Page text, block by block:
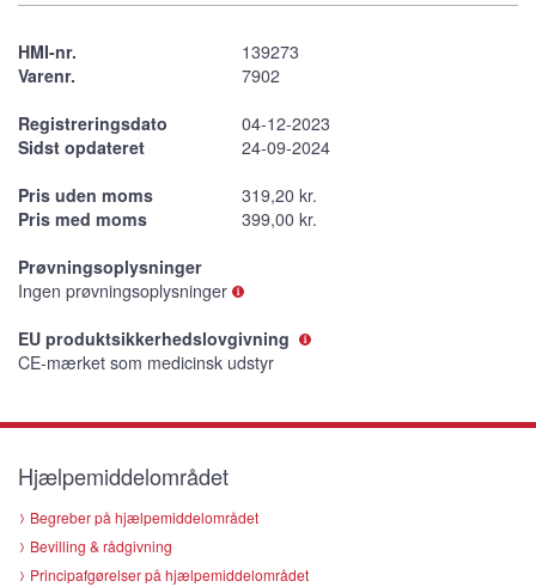
HMI-nr.
139273
Varenr.
7902
Registreringsdato
04-12-2023
Sidst opdateret
24-09-2024
Pris uden moms
319,20 kr.
Pris med moms
399,00 kr.
Prøvningsoplysninger
Ingen prøvningsoplysninger
EU produktsikkerhedslovgivning
CE-mærket som medicinsk udstyr
Hjælpemiddelområdet
Begreber på hjælpemiddelområdet
Bevilling & rådgivning
Principafgørelser på hjælpemiddelområdet